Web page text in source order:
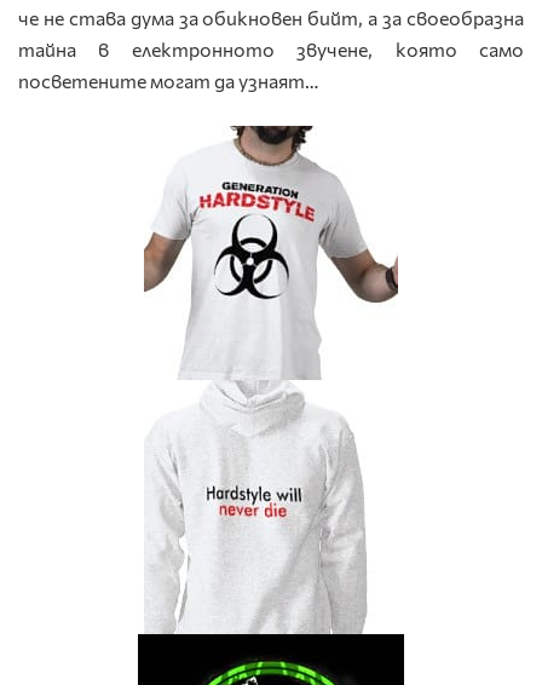
че не става дума за обикновен бийт, а за своеобразна
тайна в електронното звучене, която само
посветените могат да узнаят…